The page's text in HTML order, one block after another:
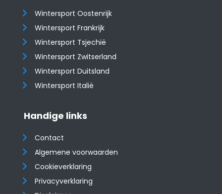
Wintersport Oostenrijk
Wintersport Frankrijk
Wintersport Tsjechië
Wintersport Zwitserland
Wintersport Duitsland
Wintersport Italië
Handige links
Contact
Algemene voorwaarden
Cookieverklaring
Privacyverklaring